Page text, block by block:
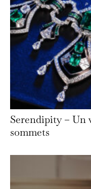
Serendipity – Un
sommets